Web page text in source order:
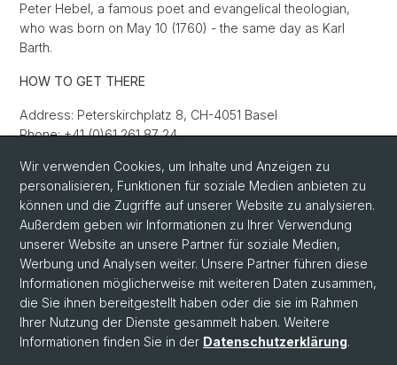
Peter Hebel, a famous poet and evangelical theologian,
who was born on May 10 (1760) - the same day as Karl
Barth.
HOW TO GET THERE
Address: Peterskirchplatz 8, CH-4051 Basel
Phone: +41 (0)61 261 87 24
The St. Peter's Church is located at the opposite of
the main building of the university
Wir verwenden Cookies, um Inhalte und Anzeigen zu
personalisieren, Funktionen für soziale Medien anbieten zu
können und die Zugriffe auf unserer Website zu analysieren.
Außerdem geben wir Informationen zu Ihrer Verwendung
unserer Website an unsere Partner für soziale Medien,
Werbung und Analysen weiter. Unsere Partner führen diese
Informationen möglicherweise mit weiteren Daten zusammen,
die Sie ihnen bereitgestellt haben oder die sie im Rahmen
Ihrer Nutzung der Dienste gesammelt haben. Weitere
Informationen finden Sie in der Datenschutzerklärung.